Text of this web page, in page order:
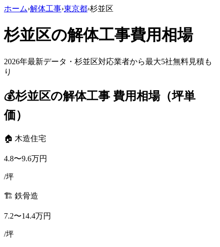
ホーム›解体工事›東京都›杉並区
杉並区の解体工事費用相場
2026年最新データ・ 杉並区対応業者から最大5社無料見積も
り
💰杉並区の解体工事 費用相場（坪単
価）
🏠 木造住宅
4.8〜9.6万円
/坪
🏗️ 鉄骨造
7.2〜14.4万円
/坪